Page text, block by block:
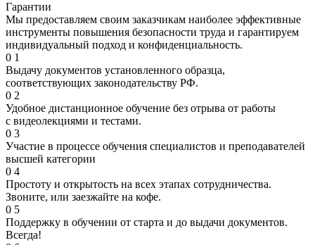
Гарантии
Мы предоставляем своим заказчикам наиболее эффективные
инструменты повышения безопасности труда и гарантируем
индивидуальный подход и конфиденциальность.
0 1
Выдачу документов установленного образца,
соответствующих законодательству РФ.
0 2
Удобное дистанционное обучение без отрыва от работы
с видеолекциями и тестами.
0 3
Участие в процессе обучения специалистов и преподавателей
высшей категории
0 4
Простоту и открытость на всех этапах сотрудничества.
Звоните, или заезжайте на кофе.
0 5
Поддержку в обучении от старта и до выдачи документов.
Всегда!